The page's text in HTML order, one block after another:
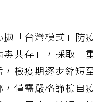
拋「台灣模式」防
毒共存」，採取「
，檢疫期逐步縮
僅需嚴格篩檢自